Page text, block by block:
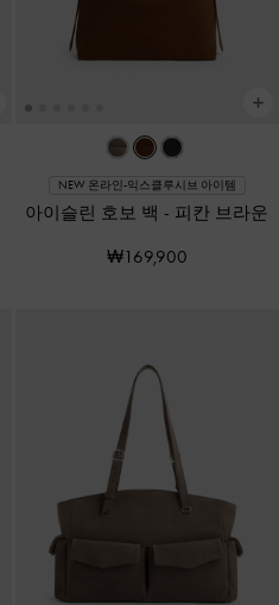
NEW 온라인-익스클루시브 아이템
아이슬린 호보 백 - 피칸 브라운
₩169,900